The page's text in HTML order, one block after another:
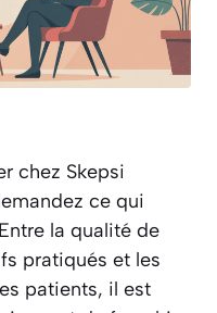
chez Skepsi
ce qui
la qualité de
pratiqués et les
patients, il est